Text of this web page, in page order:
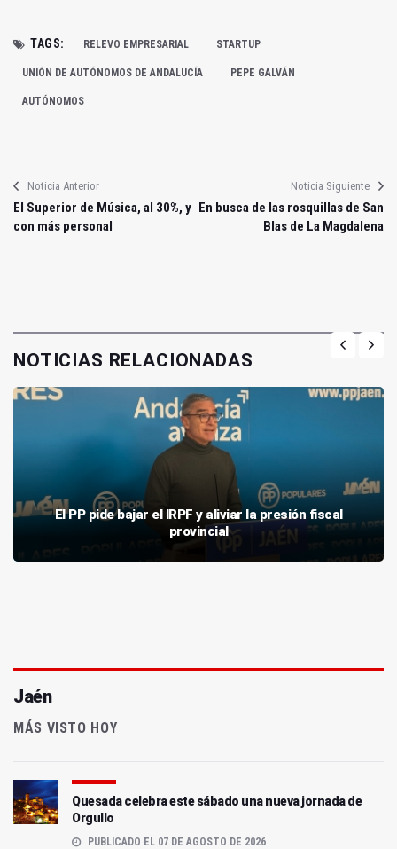
TAGS: RELEVO EMPRESARIAL STARTUP
UNIÓN DE AUTÓNOMOS DE ANDALUCÍA PEPE GALVÁN
AUTÓNOMOS
Noticia Anterior
El Superior de Música, al 30%, y
con más personal
Noticia Siguiente
En busca de las rosquillas de San
Blas de La Magdalena
NOTICIAS RELACIONADAS
El PP pide bajar el IRPF y aliviar la presión fiscal
provincial
Jaén
MÁS VISTO HOY
Quesada celebra este sábado una nueva jornada de
Orgullo
PUBLICADO EL 07 DE AGOSTO DE 2026